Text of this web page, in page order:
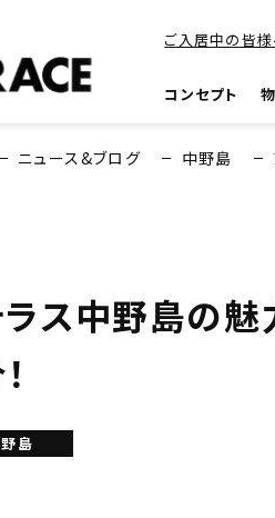
ご入居中の皆
コンセプト
ニュース&ブログ 中野島
ラス中野島の
島